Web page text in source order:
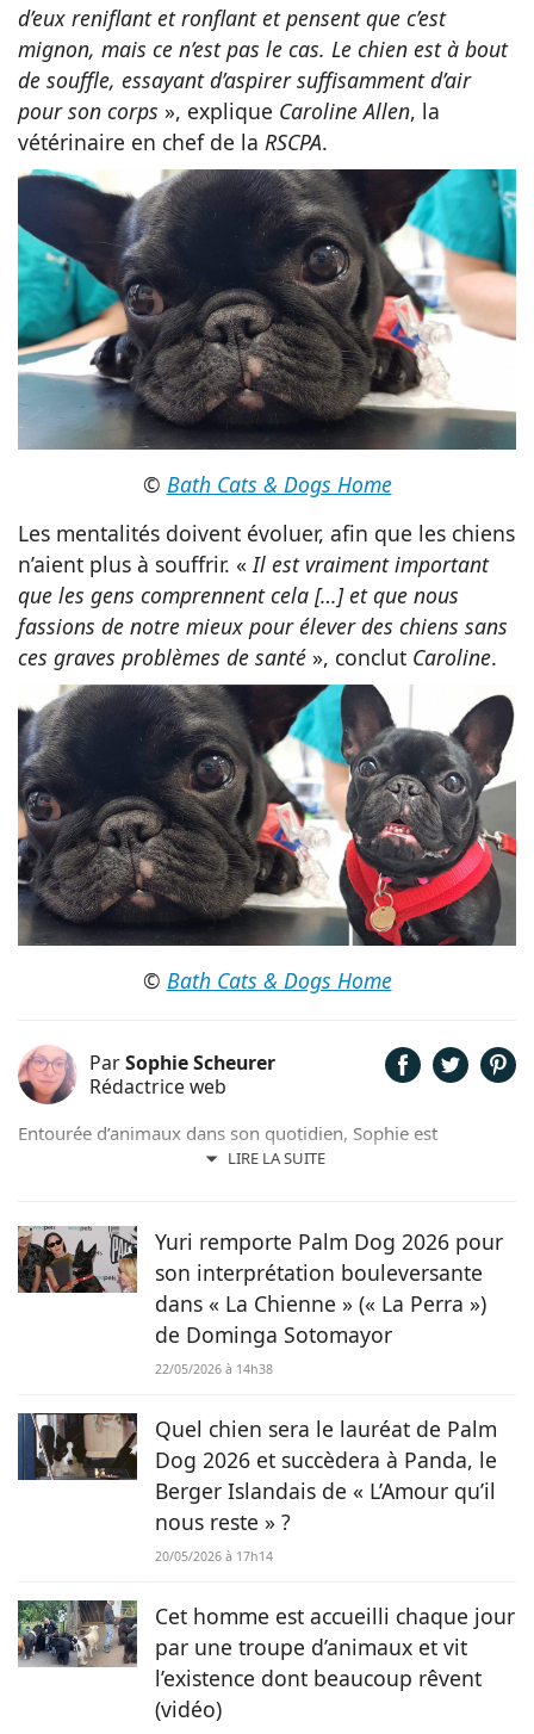
d’eux reniflant et ronflant et pensent que c’est
mignon, mais ce n’est pas le cas. Le chien est à bout
de souffle, essayant d’aspirer suffisamment d’air
pour son corps », explique Caroline Allen, la
vétérinaire en chef de la RSCPA.
© Bath Cats & Dogs Home
Les mentalités doivent évoluer, afin que les chiens
n’aient plus à souffrir. « Il est vraiment important
que les gens comprennent cela […] et que nous
fassions de notre mieux pour élever des chiens sans
ces graves problèmes de santé », conclut Caroline.
© Bath Cats & Dogs Home
ParSophie Scheurer
Rédactrice web
LIRE LA SUITE
Entourée d’animaux dans son quotidien, Sophie est
également passionnée de mots. Son amour pour les
précaire. Maya la croisée Labrador-Border Collie a été
retrouvée errante par la SPA et Hatchi, le chien Arbi, a été
sauvé de Tunisie. À ses yeux, ses 2 chiens, son chat et ses
lapins font partie intégrante de sa vie et de sa famille ! C’est
donc sans hésiter qu’elle a décidé de mettre sa plume au
service de Chien.fr.
Yuri remporte Palm Dog 2026 pour
son interprétation bouleversante
dans « La Chienne » (« La Perra »)
de Dominga Sotomayor
22/05/2026 à 14h38
Quel chien sera le lauréat de Palm
Dog 2026 et succèdera à Panda, le
Berger Islandais de « L’Amour qu’il
nous reste » ?
20/05/2026 à 17h14
Cet homme est accueilli chaque jour
par une troupe d’animaux et vit
l’existence dont beaucoup rêvent
(vidéo)